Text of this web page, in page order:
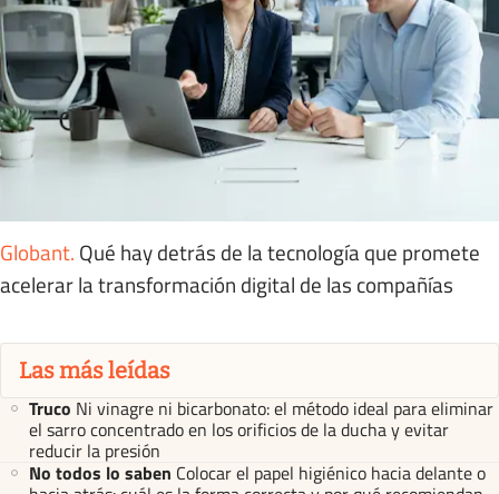
Globant. Qué hay detrás de la tecnología que promete
acelerar la transformación digital de las compañías
Las más leídas
Truco Ni vinagre ni bicarbonato: el método ideal para eliminar
el sarro concentrado en los orificios de la ducha y evitar
reducir la presión
No todos lo saben Colocar el papel higiénico hacia delante o